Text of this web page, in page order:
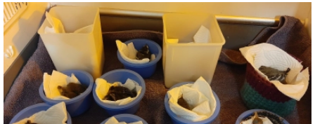
Allgemeinen Verwaltung.